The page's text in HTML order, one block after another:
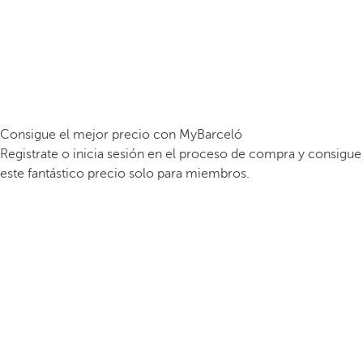
Consigue el mejor precio con MyBarceló
Registrate o inicia sesión en el proceso de compra y consigue
este fantástico precio solo para miembros.